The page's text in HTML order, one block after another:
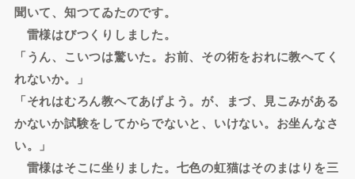
聞いて、知つてゐたのです。
雷様はびつくりしました。
「うん、こいつは驚いた。お前、その術をおれに教へてく
れないか。」
「それはむろん教へてあげよう。が、まづ、見こみがある
かないか試験をしてからでないと、いけない。お坐んなさ
い。」
雷様はそこに坐りました。七色の虹猫はそのまはりを三